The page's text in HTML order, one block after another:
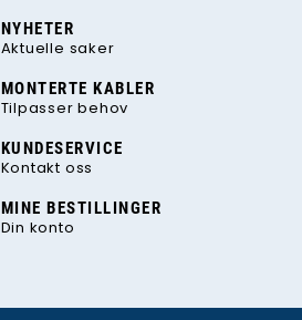
NYHETER
Aktuelle saker
MONTERTE KABLER
Tilpasser behov
KUNDESERVICE
Kontakt oss
MINE BESTILLINGER
Din konto